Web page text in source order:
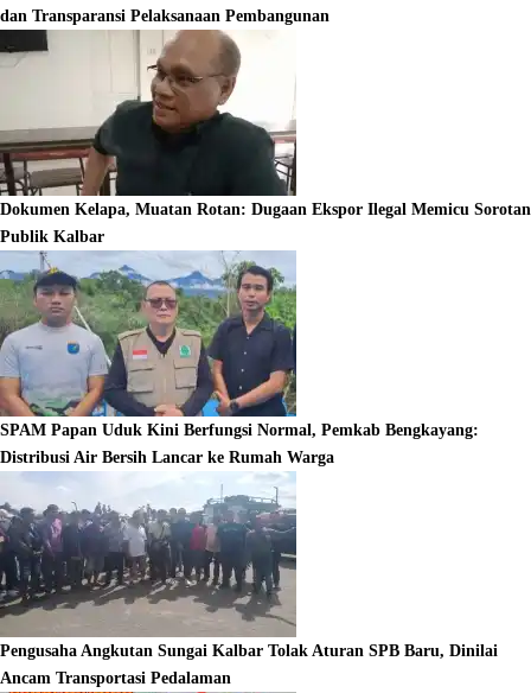
dan Transparansi Pelaksanaan Pembangunan
Dokumen Kelapa, Muatan Rotan: Dugaan Ekspor Ilegal Memicu Sorotan
Publik Kalbar
SPAM Papan Uduk Kini Berfungsi Normal, Pemkab Bengkayang:
Distribusi Air Bersih Lancar ke Rumah Warga
Pengusaha Angkutan Sungai Kalbar Tolak Aturan SPB Baru, Dinilai
Ancam Transportasi Pedalaman